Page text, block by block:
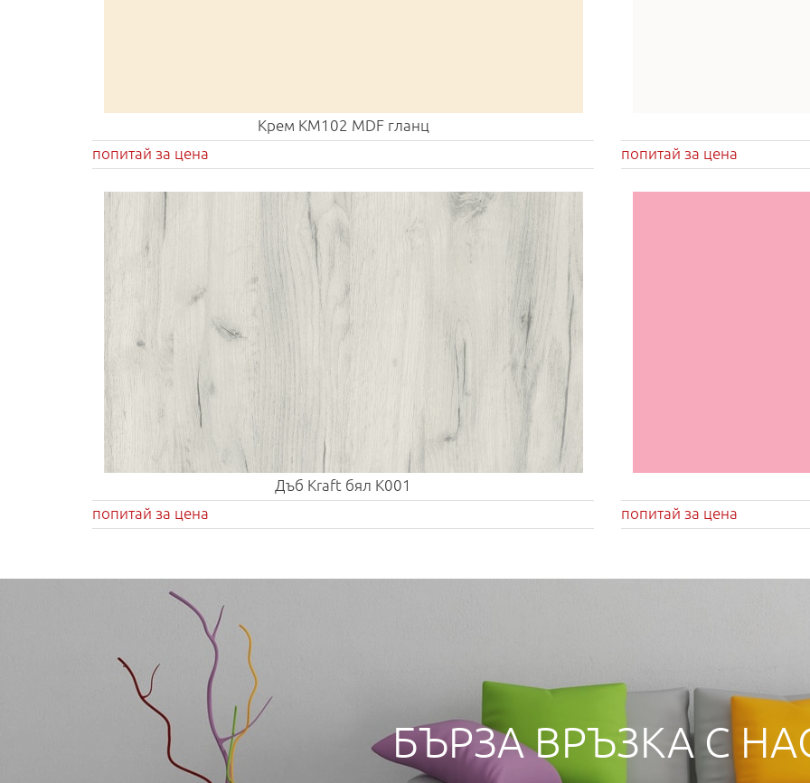
Крем KM102 MDF гланц
попитай за цена
попитай за цена
Дъб Kraft бял K001
попитай за цена
попитай за цена
БЪРЗА ВРЪЗКА С